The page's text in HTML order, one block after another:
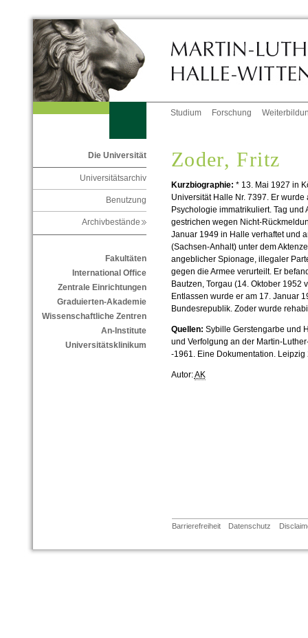
Studium Forschung
Die Universität
Universitätsarchiv
Benutzung
Archivbestände
Fakultäten
International Office
Zentrale Einrichtungen
Graduierten-Akademie
Wissenschaftliche Zentren
An-Institute
Universitätsklinikum
Zoder, Fritz
Kurzbiographie: * 13. Mai 1927 in
Universität Halle Nr. 7397. Er
Psychologie immatrikuliert. Tag und
gestrichen wegen Nicht-
Januar 1949 in Halle verhaftet und
(Sachsen-Anhalt) unter dem
angeblicher Spionage, illegaler
gegen die Armee verurteilt. Er
Bautzen, Torgau (14. Oktober 1952
Entlassen wurde er am 17. Januar
Bundesrepublik. Zoder wurde
Quellen: Sybille Gerstengarbe und
und Verfolgung an der Martin-
-1961. Eine Dokumentation. Leipzig
Autor:AK
Barrierefreiheit Datenschutz